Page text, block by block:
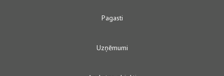
Pagasti
Uzņēmumi